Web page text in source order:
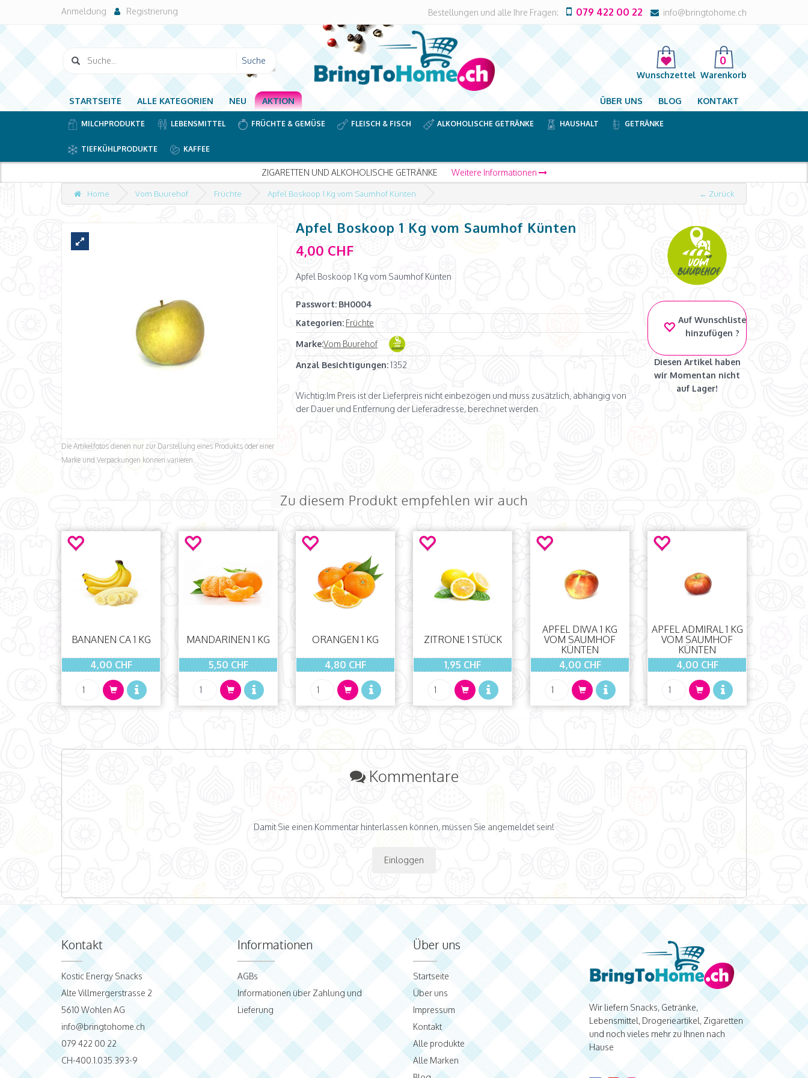
Anmeldung Registrierung Bestellungen und alle Ihre Fragen: 079 422 00 22 info@bringtohome.ch
Wunschzettel
0
Warenkorb
STARTSEITE ALLE KATEGORIEN NEU AKTION KONTAKT
BLOG
ÜBER UNS
MILCHPRODUKTE LEBENSMITTEL FRÜCHTE & GEMÜSE FLEISCH & FISCH ALKOHOLISCHE GETRÄNKE HAUSHALT GETRÄNKE
TIEFKÜHLPRODUKTE KAFFEE
ZIGARETTEN UND ALKOHOLISCHE GETRÄNKE Weitere Informationen
Home Vom Buurehof Früchte Apfel Boskoop 1 Kg vom Saumhof Künten ← Zurück
Die Artikelfotos dienen nur zur Darstellung eines Produkts oder einer
Marke und Verpackungen können variieren.
Apfel Boskoop 1 Kg vom Saumhof Künten
4,00 CHF
Apfel Boskoop 1 Kg vom Saumhof Künten
Passwort: BH0004
Kategorien: Früchte
Marke:Vom Buurehof
Anzal Besichtigungen:1352
Wichtig:Im Preis ist der Lieferpreis nicht einbezogen und muss zusätzlich, abhängig von
der Dauer und Entfernung der Lieferadresse, berechnet werden.
Auf Wunschliste
hinzufügen ?
Diesen Artikel haben
wir Momentan nicht
auf Lager!
Zu diesem Produkt empfehlen wir auch
BANANEN CA 1 KG
4,00 CHF
MANDARINEN 1 KG
5,50 CHF
ORANGEN 1 KG
4,80 CHF
ZITRONE 1 STÜCK
1,95 CHF
APFEL DIWA 1 KG
VOM SAUMHOF
KÜNTEN
4,00 CHF
APFEL ADMIRAL 1 KG
VOM SAUMHOF
KÜNTEN
4,00 CHF
Kommentare
Damit Sie einen Kommentar hinterlassen können, müssen Sie angemeldet sein!
Einloggen
Kontakt
Kostic Energy Snacks
Alte Villmergerstrasse 2
5610 Wohlen AG
info@bringtohome.ch
079 422 00 22
CH-400.1.035.393-9
Informationen
AGBs
Informationen über Zahlung und
Lieferung
Über uns
Startseite
Über uns
Impressum
Kontakt
Alle produkte
Alle Marken
Wir liefern Snacks, Getränke,
Lebensmittel, Drogerieartikel, Zigaretten
und noch vieles mehr zu Ihnen nach
Hause